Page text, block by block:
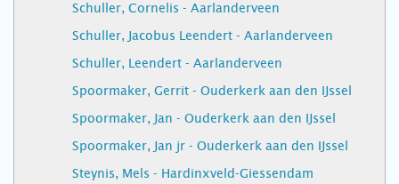
Schuller, Cornelis - Aarlanderveen
Schuller, Jacobus Leendert - Aarlanderveen
Schuller, Leendert - Aarlanderveen
Spoormaker, Gerrit - Ouderkerk aan den IJssel
Spoormaker, Jan - Ouderkerk aan den IJssel
Spoormaker, Jan jr - Ouderkerk aan den IJssel
Steynis, Mels - Hardinxveld-Giessendam